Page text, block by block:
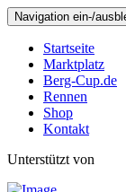
Navigation ein-/
Startseite
Marktplatz
Berg-Cup.de
Rennen
Shop
Kontakt
Unterstützt von